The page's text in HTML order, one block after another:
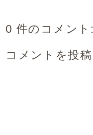
0 件のコメント:
コメントを投稿